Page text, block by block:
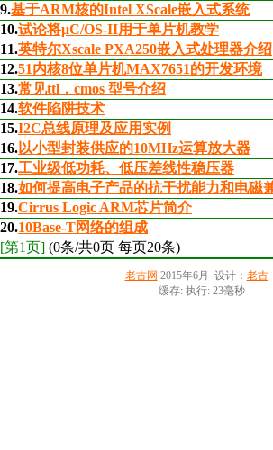
9.基于ARM核的Intel XScale嵌入式系统
10.试论将μC/OS-II用于单片机教学
11.英特尔Xscale PXA250嵌入式处理器介绍
12.51内核8位单片机MAX7651的开发环境
13.常见ttl，cmos 型号介绍
14.软件陷阱技术
15.I2C总线原理及应用实例
16.以小型封装供应的10MHz运算放大器
17.工业级低功耗、低压差线性稳压器
18.如何提高电子产品的抗干扰能力和电磁
19.Cirrus Logic ARM芯片简介
20.10Base-T网络的组成
[第1页] (0条/共0页 每页20条)
老古网 2015年6月 设计： 老古
缓存: 执行: 23毫秒